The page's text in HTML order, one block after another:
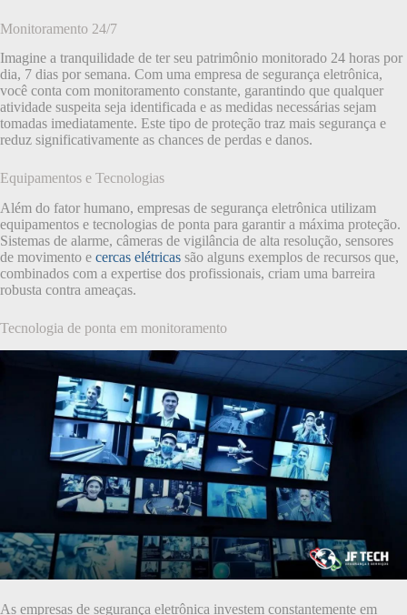
Monitoramento 24/7
Imagine a tranquilidade de ter seu patrimônio monitorado 24 horas por
dia, 7 dias por semana. Com uma empresa de segurança eletrônica,
você conta com monitoramento constante, garantindo que qualquer
atividade suspeita seja identificada e as medidas necessárias sejam
tomadas imediatamente. Este tipo de proteção traz mais segurança e
reduz significativamente as chances de perdas e danos.
Equipamentos e Tecnologias
Além do fator humano, empresas de segurança eletrônica utilizam
equipamentos e tecnologias de ponta para garantir a máxima proteção.
Sistemas de alarme, câmeras de vigilância de alta resolução, sensores
de movimento e cercas elétricas são alguns exemplos de recursos que,
combinados com a expertise dos profissionais, criam uma barreira
robusta contra ameaças.
Tecnologia de ponta em monitoramento
As empresas de segurança eletrônica investem constantemente em